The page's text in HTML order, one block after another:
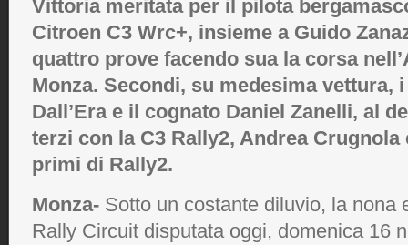
Vittoria meritata per il pilota
Citroen C3 Wrc+, insieme a Guido
quattro prove facendo sua la corsa
Monza. Secondi, su medesima vettura,
Dall’Era e il cognato Daniel Zanelli, al
terzi con la C3 Rally2, Andrea Crugnola
primi di Rally2.
Monza- Sotto un costante diluvio, la nona
Rally Circuit disputata oggi, domenica 16